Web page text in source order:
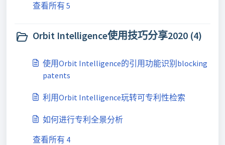
查看所有 5
Orbit Intelligence使用技巧分享2020 (4)
使用Orbit Intelligence的引用功能识别blocking
patents
利用Orbit Intelligence玩转可专利性检索
如何进行专利全景分析
查看所有 4